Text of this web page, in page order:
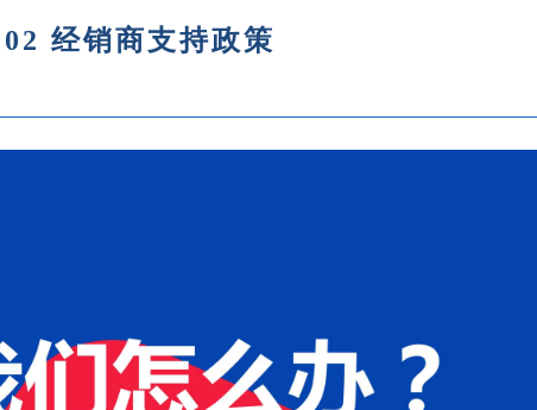
02 经销商支持政策